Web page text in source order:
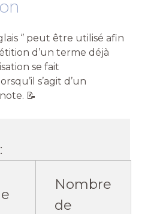
‘’ peut être utilisé afin
d’un terme déjà
se fait
s’agit d’un
📝
Nombre
de